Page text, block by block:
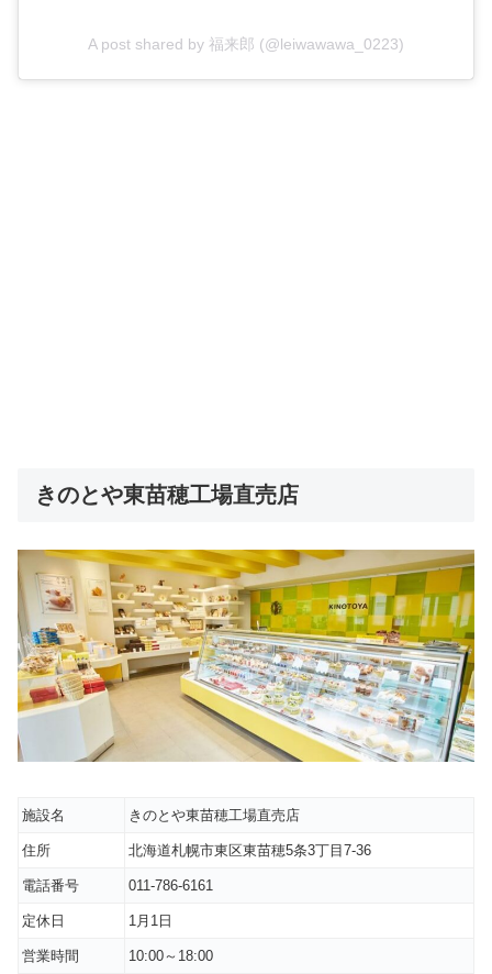
A post shared by 福来郎 (@leiwawawa_0223)
きのとや東苗穂工場直売店
施設名 きのとや東苗穂工場直売店
住所 北海道札幌市東区東苗穂5条3丁目7-36
電話番号 011-786-6161
定休日 1月1日
営業時間 10:00～18:00